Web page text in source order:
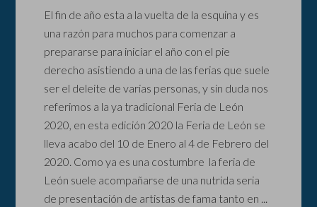
El fin de año esta a la vuelta de la esquina y es
una razón para muchos para comenzar a
prepararse para iniciar el año con el pie
derecho asistiendo a una de las ferias que suele
ser el deleite de varias personas, y sin duda nos
referimos a la ya tradicional Feria de León
2020, en esta edición 2020 la Feria de León se
lleva acabo del 10 de Enero al 4 de Febrero del
2020. Como ya es una costumbre la feria de
León suele acompañarse de una nutrida seria
de presentación de artistas de fama tanto en ...